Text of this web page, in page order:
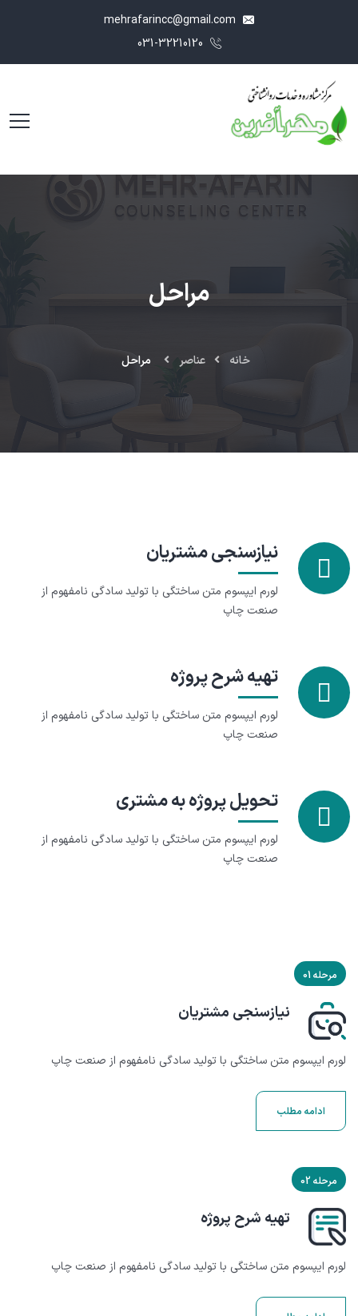
مراحل
خانه عناصر مراحل
نیازسنجی مشتریان
لورم ایپسوم متن ساختگی با تولید سادگی نامفهوم از
صنعت چاپ
تهیه شرح پروژه
لورم ایپسوم متن ساختگی با تولید سادگی نامفهوم از
صنعت چاپ
تحویل پروژه به مشتری
لورم ایپسوم متن ساختگی با تولید سادگی نامفهوم از
صنعت چاپ
مرحله 01
نیازسنجی مشتریان
لورم ایپسوم متن ساختگی با تولید سادگی نامفهوم از صنعت چاپ
ادامه مطلب
مرحله 02
تهیه شرح پروژه
لورم ایپسوم متن ساختگی با تولید سادگی نامفهوم از صنعت چاپ